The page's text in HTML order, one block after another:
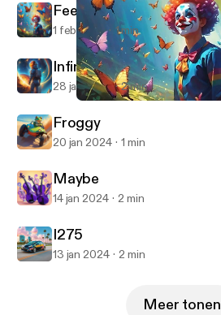
Feeling Just Fine
1 feb 2024 1 min
Infinite
28 jan 2024 2 min
Froggy
20 jan 2024 1 min
Maybe
14 jan 2024 2 min
I275
13 jan 2024 2 min
Meer tonen